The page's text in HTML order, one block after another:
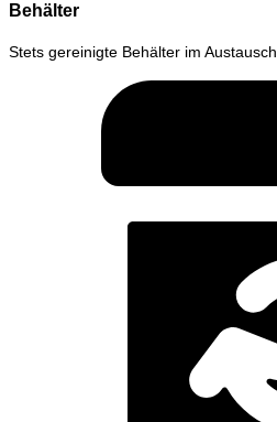
Behälter
Stets gereinigte Behälter im Austausch